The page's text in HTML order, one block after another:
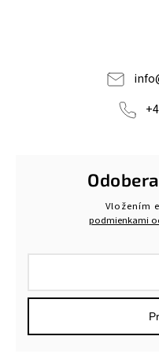
info
Vložením
podmienkami